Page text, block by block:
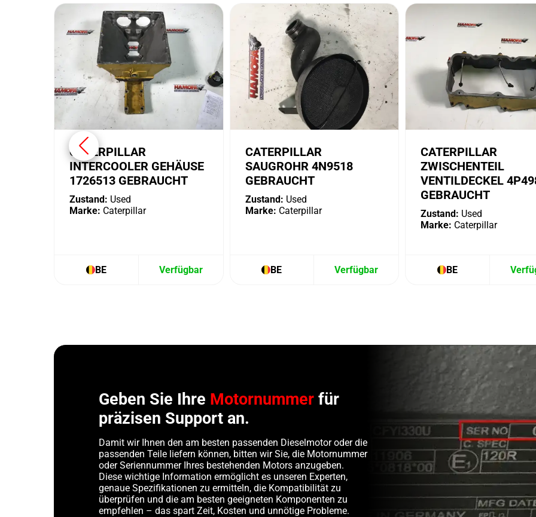
CATERPILLAR
INTERCOOLER GEHÄUSE
1726513 GEBRAUCHT
Zustand: Used
Marke: Caterpillar
BE Verfügbar
CATERPILLAR
SAUGROHR 4N9518
GEBRAUCHT
Zustand: Used
Marke: Caterpillar
BE Verfügbar
CATERPILLAR
ZWISCHENTEIL
VENTILDECKEL
GEBRAUCHT
Zustand: Used
Marke: Caterpillar
BE
Geben Sie Ihre Motornummer für
präzisen Support an.
Damit wir Ihnen den am besten passenden Dieselmotor oder die
passenden Teile liefern können, bitten wir Sie, die Motornummer
oder Seriennummer Ihres bestehenden Motors anzugeben.
Diese wichtige Information ermöglicht es unseren Experten,
genaue Spezifikationen zu ermitteln, die Kompatibilität zu
überprüfen und die am besten geeigneten Komponenten zu
empfehlen – das spart Zeit, Kosten und unnötige Probleme.